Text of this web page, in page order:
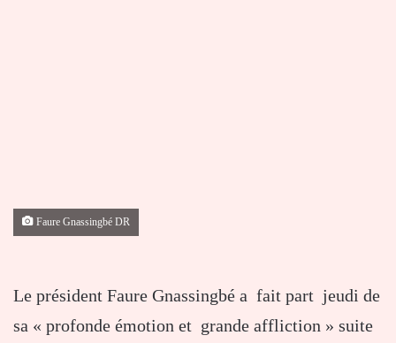
Faure Gnassingbé DR
Le président Faure Gnassingbé a fait part jeudi de
sa « profonde émotion et grande affliction » suite